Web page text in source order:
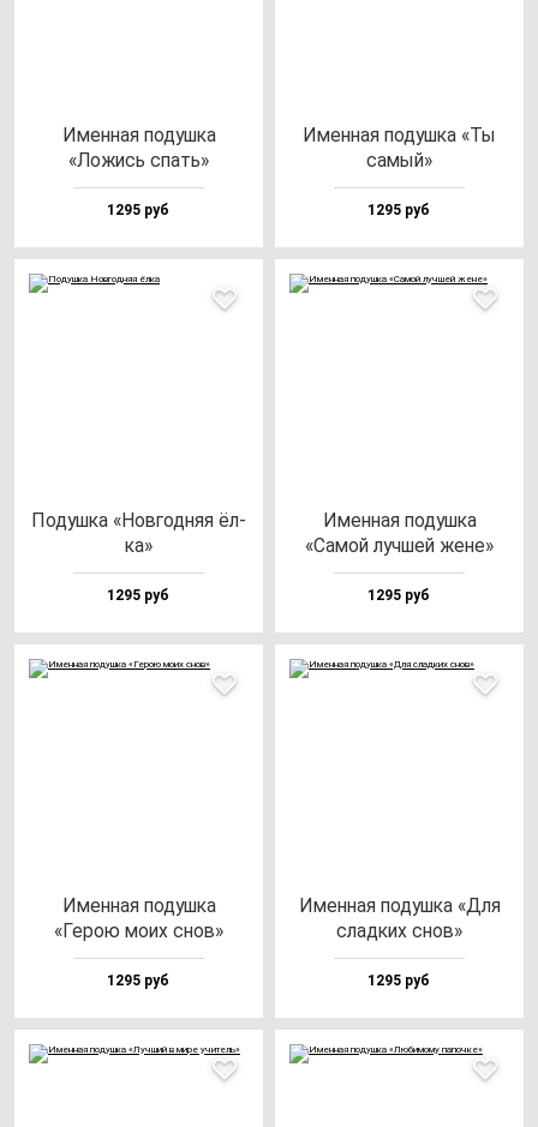
Имен­ная по­душ­ка
«Ложись спать»
1295 руб
Имен­ная по­душ­ка «Ты
са­мый»
1295 руб
Подуш­ка «Нов­год­няя ёл­
ка»
1295 руб
Имен­ная по­душ­ка
«Самой луч­шей же­не»
1295 руб
Имен­ная по­душ­ка
«Герою мо­их снов»
1295 руб
Имен­ная по­душ­ка «Для
слад­ких снов»
1295 руб